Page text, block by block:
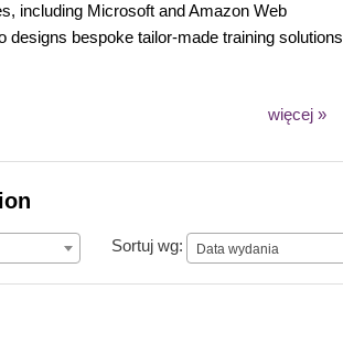
including Microsoft and Amazon Web
bespoke tailor-made training solutions
więcej »
Sortuj wg: Data wydania
Data wydania